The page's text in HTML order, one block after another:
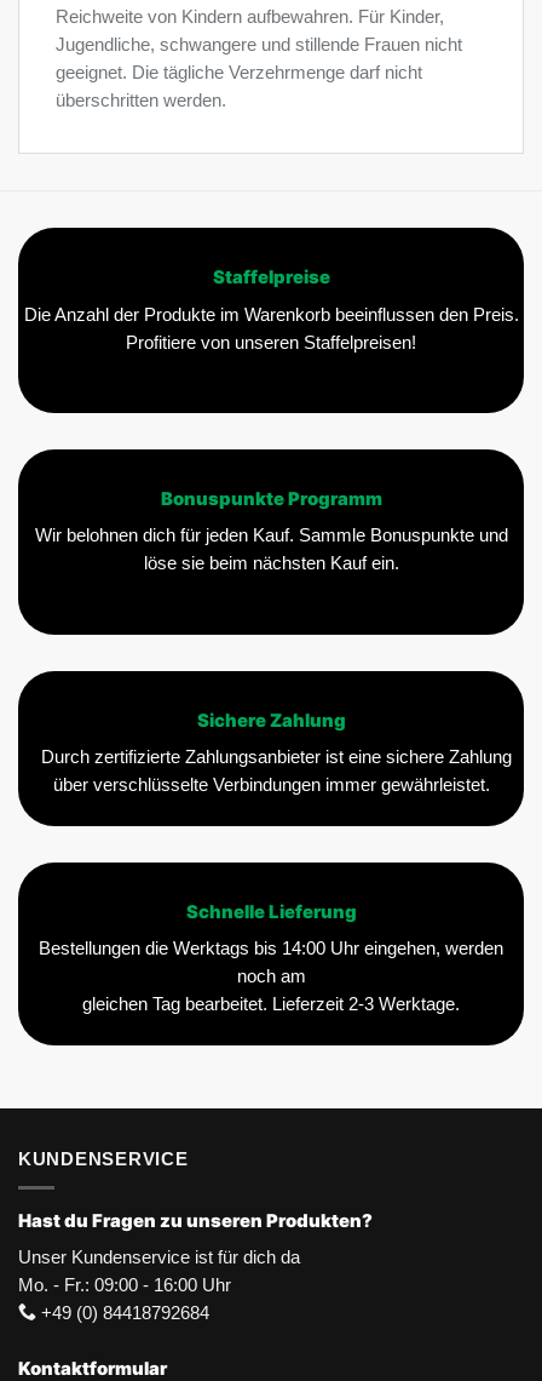
Reichweite von Kindern aufbewahren. Für Kinder,
Jugendliche, schwangere und stillende Frauen nicht
geeignet. Die tägliche Verzehrmenge darf nicht
überschritten werden.
Staffelpreise
Die Anzahl der Produkte im Warenkorb beeinflussen den Preis.
Profitiere von unseren Staffelpreisen!
Bonuspunkte Programm
Wir belohnen dich für jeden Kauf. Sammle Bonuspunkte und
löse sie beim nächsten Kauf ein.
Sichere Zahlung
Durch zertifizierte Zahlungsanbieter ist eine sichere Zahlung
über verschlüsselte Verbindungen immer gewährleistet.
Schnelle Lieferung
Bestellungen die Werktags bis 14:00 Uhr eingehen, werden
noch am
gleichen Tag bearbeitet. Lieferzeit 2-3 Werktage.
KUNDENSERVICE
Hast du Fragen zu unseren Produkten?
Unser Kundenservice ist für dich da
Mo. - Fr.: 09:00 - 16:00 Uhr
+49 (0) 84418792684
Kontaktformular